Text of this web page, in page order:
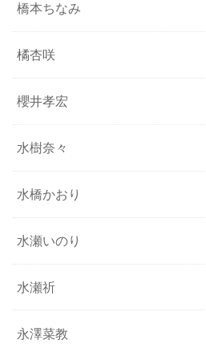
橋本ちなみ
橘杏咲
櫻井孝宏
水樹奈々
水橋かおり
水瀬いのり
水瀬祈
永澤菜教